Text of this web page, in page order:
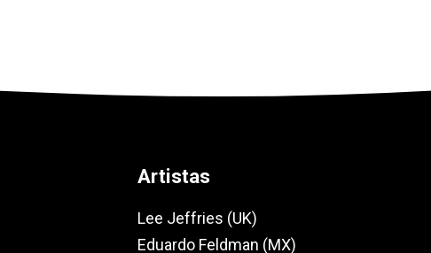
Artistas
Lee Jeffries (UK)
Eduardo Feldman (MX)